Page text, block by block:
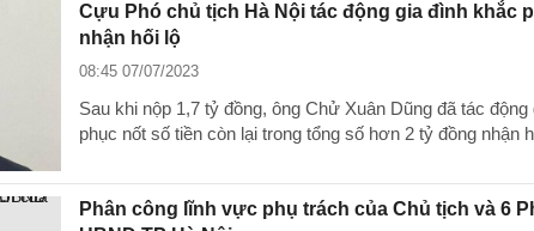
Cựu Phó chủ tịch Hà Nội tác động gia đình khắc
nhận hối lộ
08:45 07/07/2023
Sau khi nộp 1,7 tỷ đồng, ông Chử Xuân Dũng đã tác động
phục nốt số tiền còn lại trong tổng số hơn 2 tỷ đồng nhận
Phân công lĩnh vực phụ trách của Chủ tịch và 6